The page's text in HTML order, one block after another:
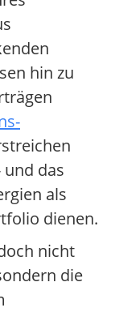
hin zu
und das
als
dienen.
nicht
die